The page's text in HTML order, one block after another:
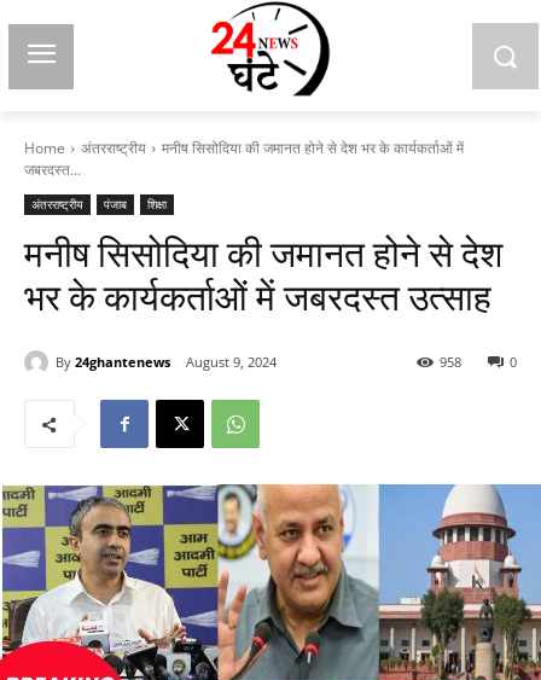
Home अंतरराष्ट्रीय
मनीष सिसोदिया की जमानत होने से देश भर के कार्यकर्ताओं में
जबरदस्त...
अंतरराष्ट्रीय पंजाब शिक्षा
मनीष सिसोदिया की जमानत होने से देश
भर के कार्यकर्ताओं में जबरदस्त उत्साह
By 24ghantenews August 9, 2024 0
958